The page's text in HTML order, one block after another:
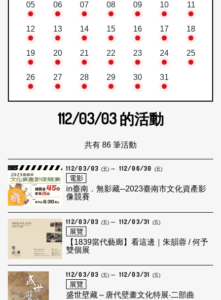
05 06 07 08 09 10 11
12 13 14 15 16 17 18
19 20 21 22 23 24 25
26 27 28 29 30 31
112/03/03的活動
共有 86 筆活動
112/03/03 (五) 112/06/30 (五)
電影
in臺南．無影藏─2023臺南市文化資產影
像競賽
112/03/03 (五) 112/03/31 (五)
展覽
【1839當代藝廊】看這邊｜朱韻蓉 / 何予
雙個展
112/03/03 (五) 112/03/31 (五)
展覽
盛世壁藏～唐代壁畫文化特展‧二部曲